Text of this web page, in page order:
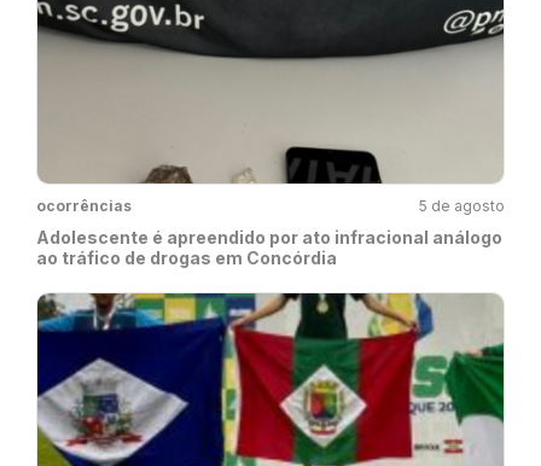
ocorrências 5 de agosto
Adolescente é apreendido por ato infracional análogo
ao tráfico de drogas em Concórdia